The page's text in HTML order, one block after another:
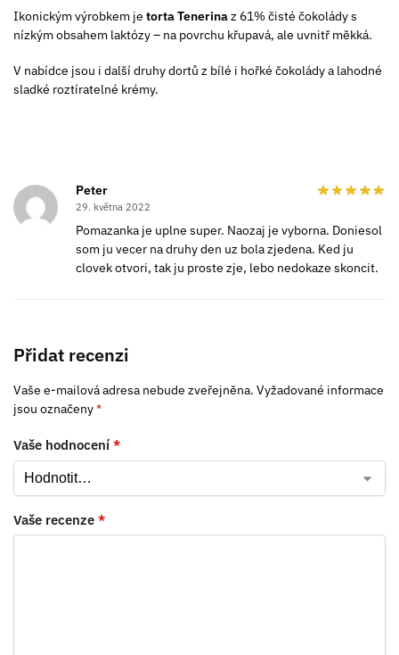
Ikonickým výrobkem je torta Tenerinaz 61% čisté čokolády s
nízkým obsahem laktózy – na povrchu křupavá, ale uvnitř měkká.
V nabídce jsou i další druhy dortů z bílé i hořké čokolády a lahodné
sladké roztíratelné krémy.
Peter
29. května 2022
Pomazanka je uplne super. Naozaj je vyborna. Doniesol
som ju vecer na druhy den uz bola zjedena. Ked ju
clovek otvori, tak ju proste zje, lebo nedokaze skoncit.
Přidat recenzi
Vaše e-mailová adresa nebude zveřejněna. Vyžadované informace
jsou označeny*
Vaše hodnocení *
Vaše recenze *